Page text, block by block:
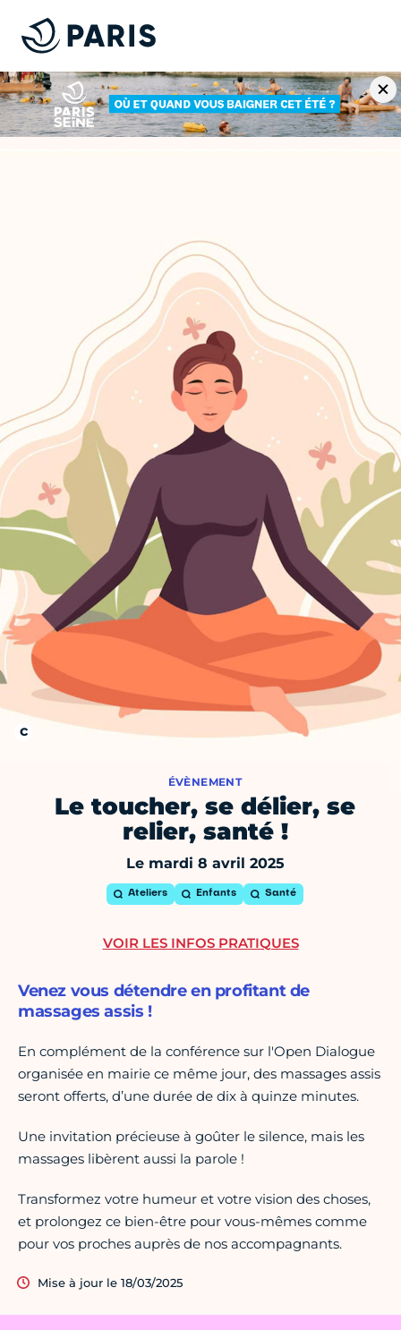
ÉVÈNEMENT
Le toucher, se délier, se
relier, santé !
Le mardi 8 avril 2025
Ateliers Enfants Santé
Venez vous détendre en profitant de
massages assis !
En complément de la conférence sur l'Open Dialogue
organisée en mairie ce même jour, des massages assis
seront offerts, d’une durée de dix à quinze minutes.
Une invitation précieuse à goûter le silence, mais les
massages libèrent aussi la parole !
Transformez votre humeur et votre vision des choses,
et prolongez ce bien-être pour vous-mêmes comme
pour vos proches auprès de nos accompagnants.
Mise à jour le 18/03/2025
VOIR LES INFOS PRATIQUES